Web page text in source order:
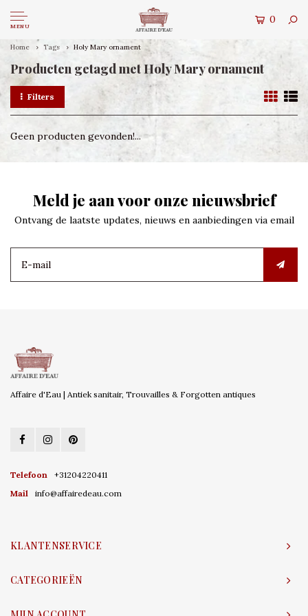
MENU
0
Home Tags Holy Mary ornament
Producten getagd met Holy Mary ornament
Filters
Geen producten gevonden!...
Meld je aan voor onze nieuwsbrief
Ontvang de laatste updates, nieuws en aanbiedingen via email
Affaire d'Eau | Antiek sanitair, Trouvailles & Forgotten antiques
Telefoon
+31204220411
Mail
info@affairedeau.com
KLANTENSERVICE
CATEGORIEËN